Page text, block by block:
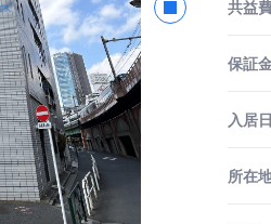
共益
保証
入居
所在